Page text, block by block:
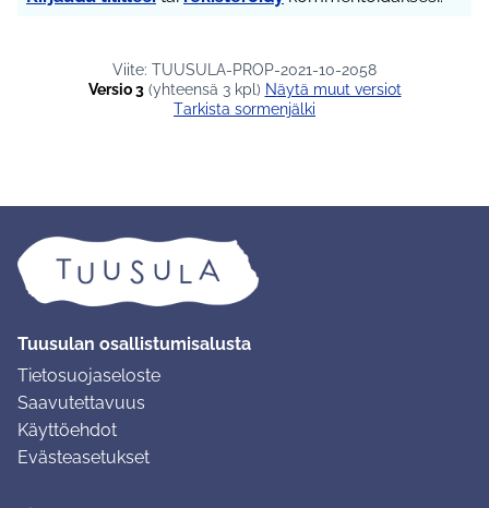
Viite: TUUSULA-PROP-2021-10-2058
Versio 3(yhteensä 3 kpl)
näytä muut versiot
Tarkista sormenjälki
Tuusulan osallistumisalusta
Tietosuojaseloste
Saavutettavuus
Käyttöehdot
Evästeasetukset